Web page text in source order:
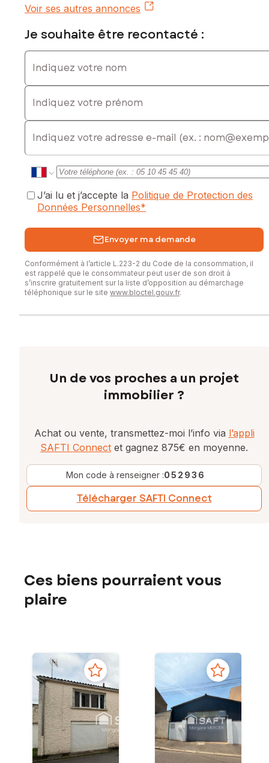
Voir ses autres annonces
Je souhaite être recontacté :
Indiquez votre nom
Indiquez votre prénom
E-mail
J’ai lu et j’accepte la Politique de Protection des
Données Personnelles*
Envoyer ma demande
Conformément à l’article L.223-2 du Code de la consommation, il
est rappelé que le consommateur peut user de son droit à
s’inscrire gratuitement sur la liste d’opposition au démarchage
téléphonique sur le site www.bloctel.gouv.fr.
Un de vos proches a un projet
immobilier ?
Achat ou vente, transmettez-moi l’info via l’appli
SAFTI Connect et gagnez 875€ en moyenne.
Mon code à renseigner :052936
Télécharger SAFTI Connect
Ces biens pourraient vous
plaire